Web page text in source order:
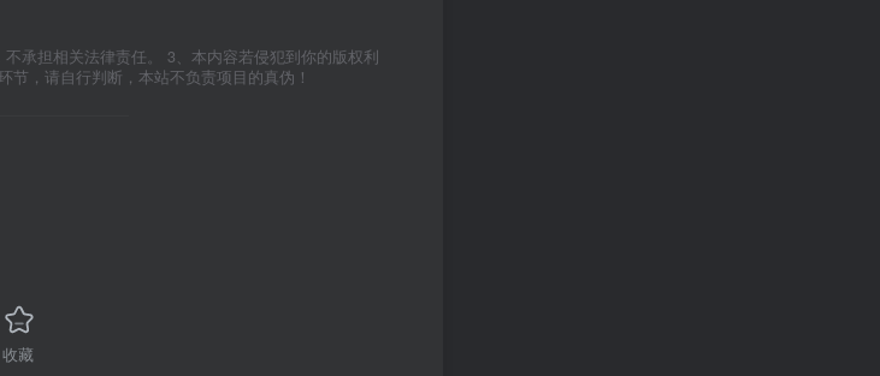
承担相关法律责任。 3、本内容若侵犯到你的版权利
，请自行判断，本站不负责项目的真伪！
收藏